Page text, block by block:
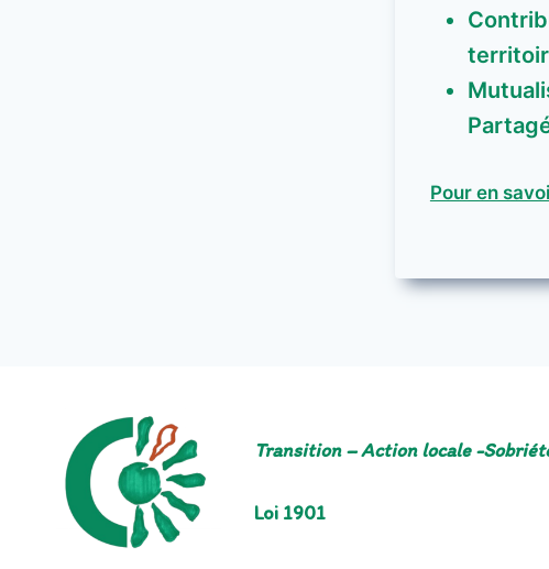
Pour en
Transition – Action locale -
Loi 1901